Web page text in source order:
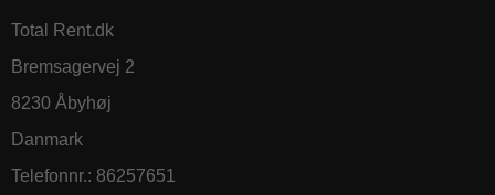
Total Rent.dk
Bremsagervej 2
8230 Åbyhøj
Danmark
Telefonnr.: 86257651